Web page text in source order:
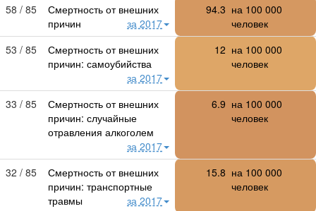
58 / 85
Смертность от внешних
причин
за 2017
94.3 на 100 000
человек
53 / 85
Смертность от внешних
причин: самоубийства
за 2017
12 на 100 000
человек
33 / 85
Смертность от внешних
причин: случайные
отравления алкоголем
за 2017
6.9 на 100 000
человек
32 / 85
Смертность от внешних
причин: транспортные
травмы
за 2017
15.8 на 100 000
человек